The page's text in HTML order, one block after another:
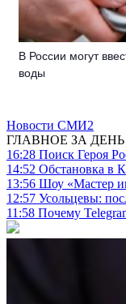
В России могут
воды
Новости СМИ2
ГЛАВНОЕ ЗА ДЕНЬ
16:28 Поиск Героя
14:52 Обстановка в
13:56 Шоу «Мастер
12:57 Усольцевы:
11:58 Почему